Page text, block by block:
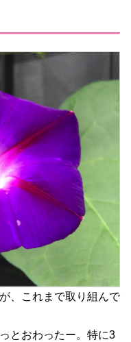
、これまで取り組んで
とおわったー。特に3